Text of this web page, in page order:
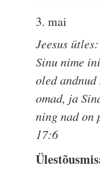
3. mai
Jeesus
Sinu nime
oled
omad, ja
ning nad on
17:6